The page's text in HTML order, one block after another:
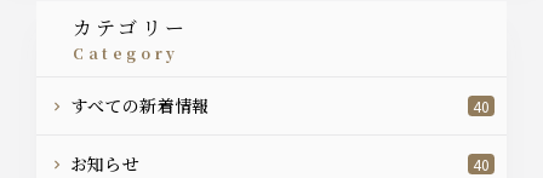
カテゴリー
category
すべての新着情報 40
お知らせ 40